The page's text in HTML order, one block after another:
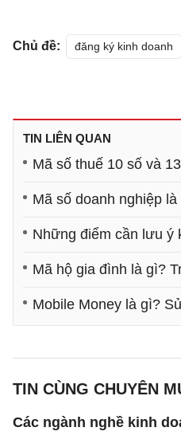
Chủ đề: đăng ký kinh doanh
TIN LIÊN QUAN
Mã số thuế 10 số và
Mã số doanh nghiệp
Những điểm cần lưu ý
Mã hộ gia đình là gì?
Mobile Money là gì?
TIN CÙNG CHUYÊN
Các ngành nghề kinh